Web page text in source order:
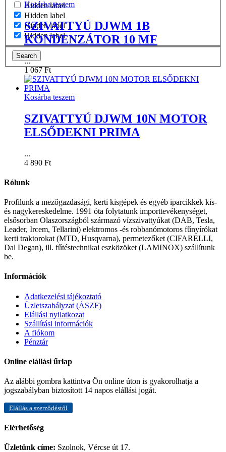
Hidden label
Hidden label
Hidden label
Hidden label
Search
Kosárba teszem
SZIVATTYÚ DJWM 1B
KONDENZÁTOR 10 MF
...
1 067Ft
Kosárba teszem
SZIVATTYÚ DJWM 10N MOTOR
ELSŐDEKNI PRIMA
...
4 890 Ft
Rólunk
Profilunk a mezőgazdasági, kerti kisgépek és egyéb iparcikkek kis-
és nagykereskedelme. 1991 óta folytatunk importtevékenységet,
elsősorban Olaszországból származó vízszivattyúkat (DAB, Tesla,
Leader, Ircem, Tellarini) elektromos -és robbanómotoros fűnyírókat
kerti traktorokat (MTD, Husqvarna), permetezőket (CIFARELLI,
Dal Degan), ill. fűtéstechnikai eszközöket (LAMINOX) szállítunk
be.
Információk
Adatkezelési tájékoztató
Üzletszabályzat (ÁSZF)
Elállási nyilatkozat
Szállítási információk
A fiókom
Pénztár
Online elállási űrlap
Az alábbi gombra kattintva Ön online úton is gyakorolhatja a
jogszabályban biztosított 14 napos elállási jogát.
Elállás a szerződéstől
Elérhetőség
Üzletünk címe: Szolnok, Vércse út 17.